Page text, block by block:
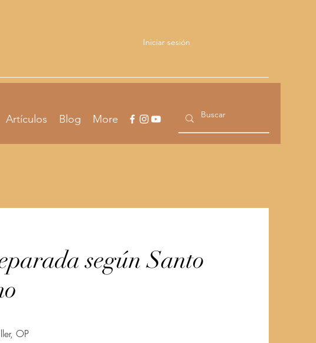
Iniciar sesión
Artículos Blog More
según Santo
OP